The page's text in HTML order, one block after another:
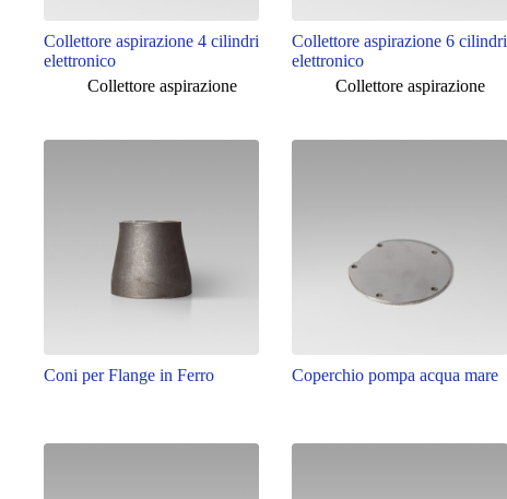
Collettore aspirazione 4 cilindri
elettronico
Collettore aspirazione
Collettore aspirazione 6 cilindri
elettronico
Collettore aspirazione
Coni per Flange in Ferro Coperchio pompa acqua mare